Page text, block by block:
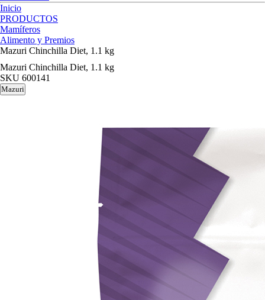
Inicio
PRODUCTOS
Mamíferos
Alimento y Premios
Mazuri Chinchilla Diet, 1.1 kg
Mazuri Chinchilla Diet, 1.1 kg
SKU 600141
Mazuri